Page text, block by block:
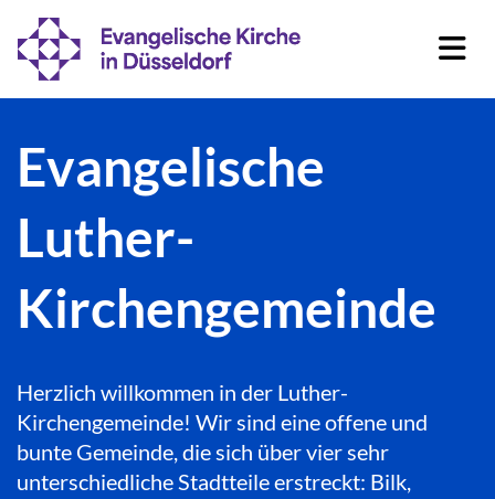
Evangelische
Luther-
Kirchengemeinde
Herzlich willkommen in der Luther-
Kirchengemeinde! Wir sind eine offene und
bunte Gemeinde, die sich über vier sehr
unterschiedliche Stadtteile erstreckt: Bilk,